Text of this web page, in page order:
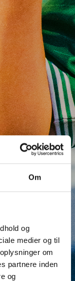
Om
og
medier og til
om
partnere inden
og